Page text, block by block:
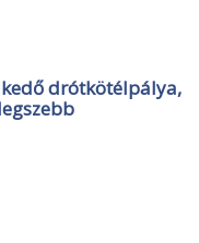
drótkötélpálya,